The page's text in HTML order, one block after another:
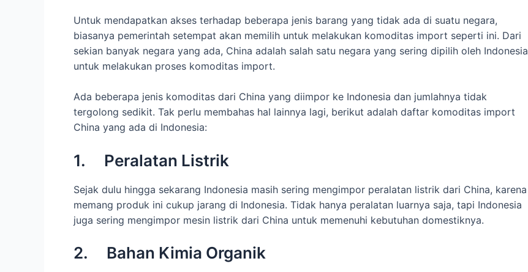
Untuk mendapatkan akses terhadap beberapa jenis barang yang tidak ada di suatu negara,
biasanya pemerintah setempat akan memilih untuk melakukan komoditas import seperti ini. Dari
sekian banyak negara yang ada, China adalah salah satu negara yang sering dipilih oleh Indonesia
untuk melakukan proses komoditas import.
Ada beberapa jenis komoditas dari China yang diimpor ke Indonesia dan jumlahnya tidak
tergolong sedikit. Tak perlu membahas hal lainnya lagi, berikut adalah daftar komoditas import
China yang ada di Indonesia:
1. Peralatan Listrik
Sejak dulu hingga sekarang Indonesia masih sering mengimpor peralatan listrik dari China, karena
memang produk ini cukup jarang di Indonesia. Tidak hanya peralatan luarnya saja, tapi Indonesia
juga sering mengimpor mesin listrik dari China untuk memenuhi kebutuhan domestiknya.
2. Bahan Kimia Organik